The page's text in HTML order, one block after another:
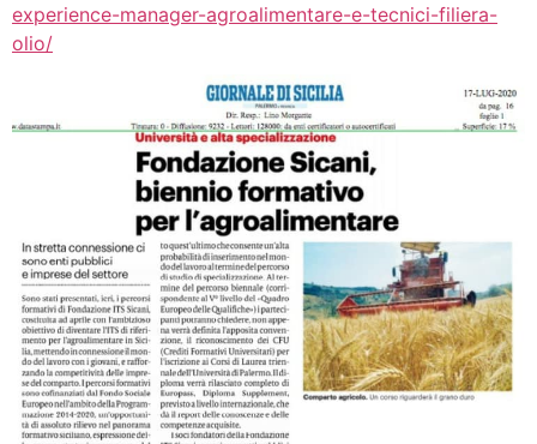
experience-manager-agroalimentare-e-tecnici-filiera-
olio/